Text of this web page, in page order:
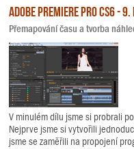
Adobe Premiere Pro CS6 - 9.
Přemapování času a tvorba
V minulém dílu jsme si probrali
Nejprve jsme si vytvořili
jsme se zaměřili na propojení